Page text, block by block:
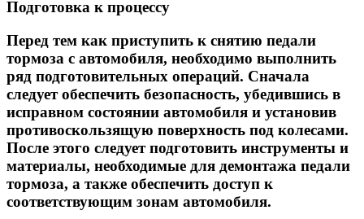
Подготовка к процессу
Перед тем как приступить к снятию педали
тормоза с автомобиля, необходимо выполнить
ряд подготовительных операций. Сначала
следует обеспечить безопасность, убедившись в
исправном состоянии автомобиля и установив
противоскользящую поверхность под колесами.
После этого следует подготовить инструменты и
материалы, необходимые для демонтажа педали
тормоза, а также обеспечить доступ к
соответствующим зонам автомобиля.